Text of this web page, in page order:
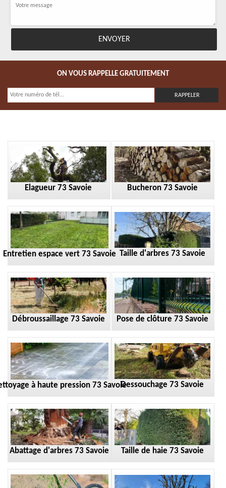
ON VOUS RAPPELLE GRATUITEMENT
Elagueur 73 Savoie Bucheron 73 Savoie
Entretien espace vert 73 Savoie Taille d'arbres 73 Savoie
Débroussaillage 73 Savoie Pose de clôture 73 Savoie
à haute pression 73 SavoieDessouchage 73 Savoie
Abattage d'arbres 73 Savoie Taille de haie 73 Savoie